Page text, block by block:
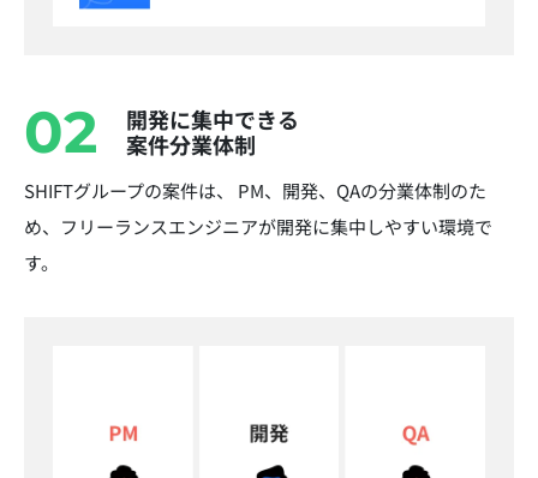
02
開発に集中できる
案件分業体制
SHIFTグループの案件は、 PM、開発、QAの分業体制のた
め、フリーランスエンジニアが開発に集中しやすい環境で
す。